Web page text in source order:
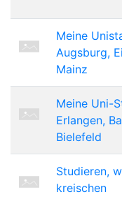
Meine
Augsburg,
Mainz
Meine Uni-
Erlangen,
Bielefeld
Studieren,
kreischen